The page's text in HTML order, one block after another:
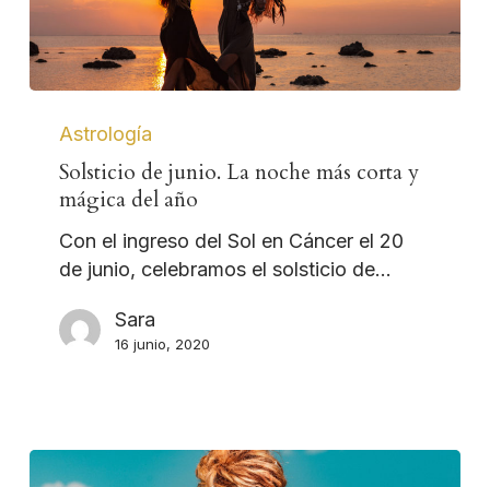
Astrología
Solsticio de junio. La noche más corta y
mágica del año
Con el ingreso del Sol en Cáncer el 20
de junio, celebramos el solsticio de…
Sara
16 junio, 2020